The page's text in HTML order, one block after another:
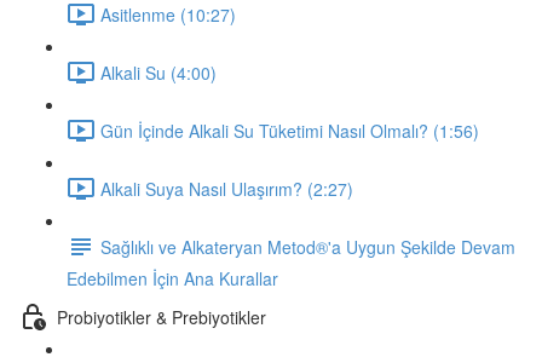
Asitlenme (10:27)
Alkali Su (4:00)
Gün İçinde Alkali Su Tüketimi Nasıl Olmalı? (1:56)
Alkali Suya Nasıl Ulaşırım? (2:27)
Sağlıklı ve Alkateryan Metod®'a Uygun Şekilde Devam
Edebilmen İçin Ana Kurallar
Probiyotikler & Prebiyotikler